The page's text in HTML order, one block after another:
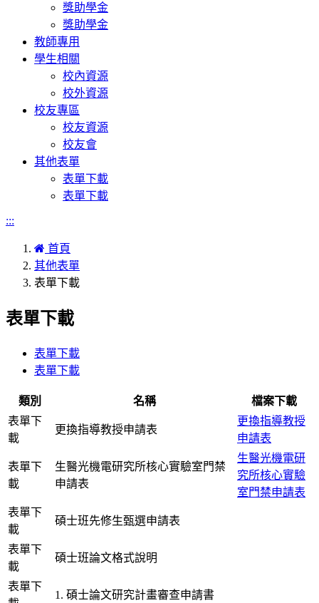
獎助學金
獎助學金
教師專用
學生相關
校內資源
校外資源
校友專區
校友資源
校友會
其他表單
表單下載
表單下載
:::
首頁
其他表單
表單下載
表單下載
表單下載
表單下載
類別 名稱
檔案下載
表單下
載
更換指導教授申請表
更換指導教授
申請表
表單下
載
生醫光機電研究所核心實驗室門禁
申請表
生醫光機電研
究所核心實驗
室門禁申請表
表單下
載
碩士班先修生甄選申請表
表單下
載
碩士班論文格式說明
表單下
1. 碩士論文研究計畫審查申請書